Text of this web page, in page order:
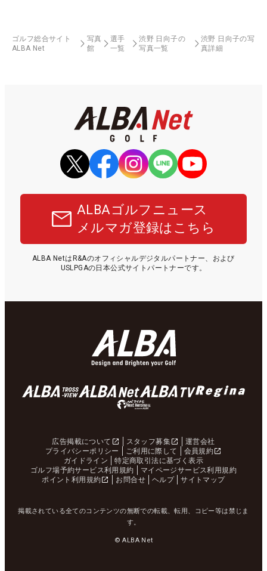
ゴルフ総合サイト
ALBA Net
写真
館
選手
一覧
渋野 日向子の
写真一覧
渋野 日向子の写
真詳細
ALBAゴルフニュース
メルマガ登録はこちら
ALBA NetはR&Aのオフィシャルデジタルパートナー、および
USLPGAの日本公式サイトパートナーです。
広告掲載について スタッフ募集
運営会社
プライバシーポリシー
ご利用に際して
会員規約
ガイドライン
特定商取引法に基づく表示
ゴルフ場予約サービス利用規約
マイページサービス利用規約
ポイント利用規約
お問合せ ヘルプ サイトマップ
掲載されている全てのコンテンツの無断での転載、転用、コピー等は禁じま
す。
© ALBA Net